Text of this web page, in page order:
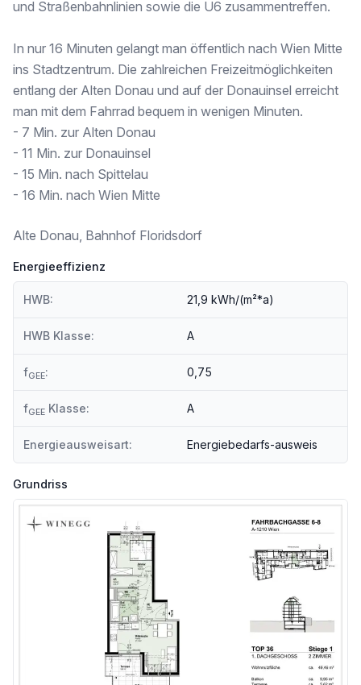
Schule <250m
Universität <250m
Höhere Schule <500m
Nahversorgung
Supermarkt <250m
Bäckerei <250m
Sonstige
Geldautomat <250m
Polizei <750m
Verkehr
Bus <250m
U-Bahn <250m
Bahnhof <250m
und Straßenbahnlinien sowie die U6 zusammentreffen.
In nur 16 Minuten gelangt man öffentlich nach Wien Mitte
ins Stadtzentrum. Die zahlreichen Freizeitmöglichkeiten
entlang der Alten Donau und auf der Donauinsel erreicht
man mit dem Fahrrad bequem in wenigen Minuten.
- 7 Min. zur Alten Donau
- 11 Min. zur Donauinsel
- 15 Min. nach Spittelau
- 16 Min. nach Wien Mitte
Alte Donau, Bahnhof Floridsdorf
Energieeffizienz
HWB: 21,9 kWh/(m²*a)
HWB Klasse: A
fGEE: 0,75
fGEE Klasse: A
Energieausweisart: Energiebedarfs-ausweis
Grundriss